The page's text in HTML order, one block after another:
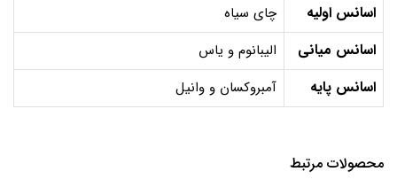
اسانس اولیه چای سیاه
اسانس میانی الیبانوم و یاس
اسانس پایه آمبروکسان و وانیل
محصولات مرتبط